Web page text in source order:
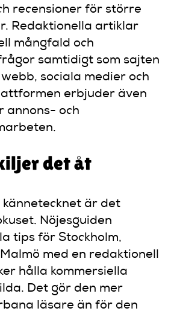
recensioner för större
Redaktionella artiklar
mångfald och
samtidigt som sajten
sociala medier och
erbjuder även
annons- och
det åt
är det
Nöjesguiden
tips för Stockholm,
med en redaktionell
hålla kommersiella
Det gör den mer
läsare än för den